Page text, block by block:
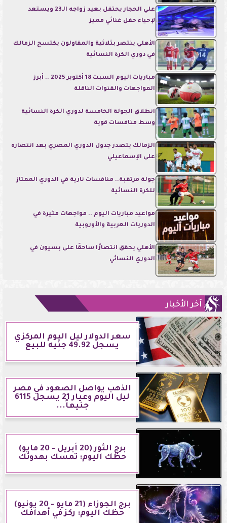
علي الحجار يحتفل بعيد زواجه الـ23 ويستعد
لإحياء حفل غنائي مميز
الأهلي ينتصر بثلاثية والمقاولون يكتسح الزمالك
في دوري الكرة النسائية
مباريات اليوم السبت 18 أكتوبر 2025 .. أبرز
المواجهات والقنوات الناقلة
انطلاق الجولة الخامسة لدوري الكرة النسائية
وسط منافسات قوية
الزمالك يتصدر جدول الدوري المصري بعد انتصاره
على الإسماعيلي
جولة مرتقبة.. منافسات نارية في الدوري الممتاز
للكرة النسائية
مواعيد مباريات اليوم .. مواجهات مثيرة في
الدوريات العربية والأوروبية
الأهلي يحقق انتصارًا ساحقًا على بسيون في
الدوري النسائي
آخر الأخبار
سعر الدولار ليل اليوم المركزي
يسجل 49.92 جنيه للبيع
الذهب يواصل الصعود في مصر
ليل اليوم وعيار 21 يسجل 6115
جنيهاً...
برج الثور (20 أبريل - 20 مايو)
حظك اليوم: تمسك بهدوئك
برج الجوزاء (21 مايو - 20 يونيو)
حظك اليوم: ركز في أهدافك